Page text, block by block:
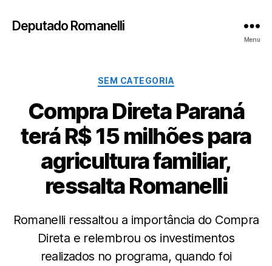
Deputado Romanelli
Menu
Categorias
SEM CATEGORIA
Compra Direta Paraná
terá R$ 15 milhões para
agricultura familiar,
ressalta Romanelli
Romanelli ressaltou a importância do Compra
Direta e relembrou os investimentos
realizados no programa, quando foi